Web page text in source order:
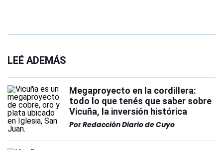
LEÉ ADEMÁS
Megaproyecto en la cordillera:
todo lo que tenés que saber sobre
Vicuña, la inversión histórica
PorRedacción Diario de Cuyo